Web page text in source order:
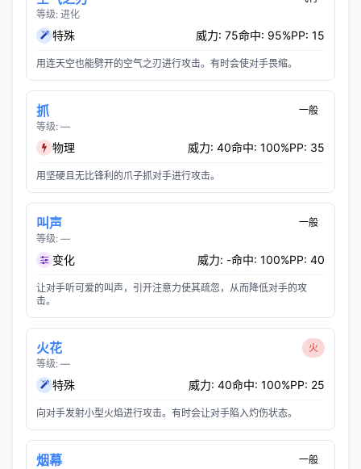
等级: 进化
特殊 威力: 75命中: 95%PP: 15
用连天空也能劈开的空气之刃进行攻击。有时会使对手畏缩。
抓
等级: —
一般
物理 威力: 40命中: 100%PP: 35
用坚硬且无比锋利的爪子抓对手进行攻击。
叫声
等级: —
一般
变化 威力: -命中: 100%PP: 40
让对手听可爱的叫声，引开注意力使其疏忽，从而降低对手的攻
击。
火花
等级: —
火
特殊 威力: 40命中: 100%PP: 25
向对手发射小型火焰进行攻击。有时会让对手陷入灼伤状态。
烟幕 一般